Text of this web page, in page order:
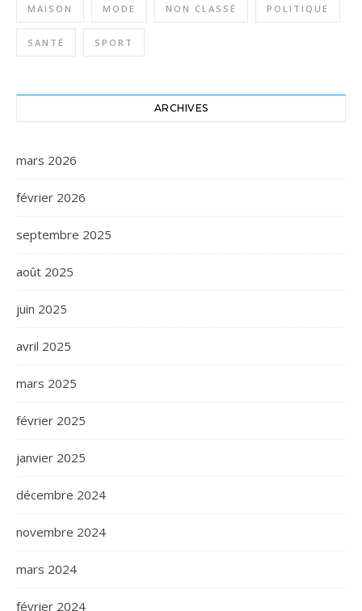
MAISON MODE NON CLASSÉ POLITIQUE
SANTÉ SPORT
ARCHIVES
mars 2026
février 2026
septembre 2025
août 2025
juin 2025
avril 2025
mars 2025
février 2025
janvier 2025
décembre 2024
novembre 2024
mars 2024
février 2024